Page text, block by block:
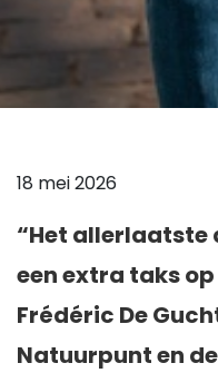
18 mei 2026
“Het allerlaatste
een extra taks
Frédéric De
Natuurpunt en